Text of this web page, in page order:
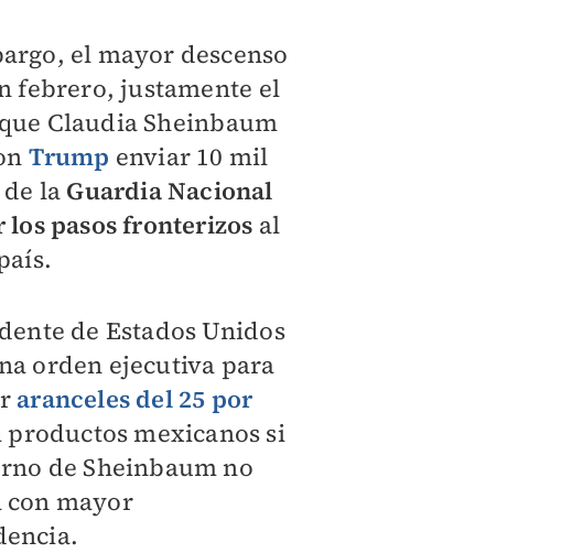
el mayor descenso
febrero, justamente el
Claudia Sheinbaum
Trump enviar 10 mil
laGuardia Nacional
los pasos fronterizos al
de Estados Unidos
orden ejecutiva para
aranceles del 25 por
productos mexicanos si
de Sheinbaum no
con mayor